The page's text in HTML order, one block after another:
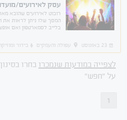
עסק לאירועים/
רובוט לאירועים שהובא
המסך שלו ניתן לראות את
בלייב לסמארטפון ואם
23 באוגוסט עפולה והעמקים בידור
לצפייה במודעות שנמכרו בחרו
על "חפש"
1